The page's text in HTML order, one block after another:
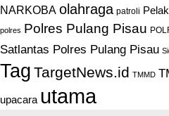
NARKOBA olahraga patroli
polres Polres Pulang Pisau
Satlantas Polres Pulang Pisau
Tag TargetNews.id TMMD
upacara utama